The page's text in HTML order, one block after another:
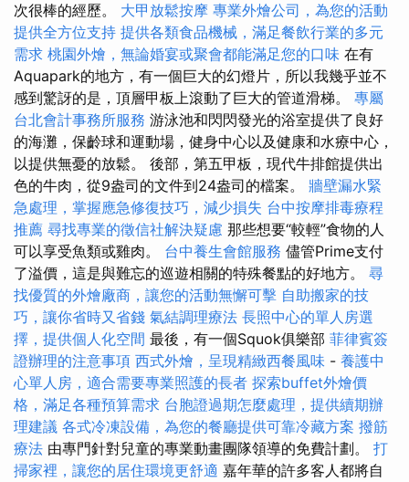
次很棒的經歷。 大甲放鬆按摩 專業外燴公司，為您的活動
提供全方位支持 提供各類食品機械，滿足餐飲行業的多元
需求 桃園外燴，無論婚宴或聚會都能滿足您的口味 在有
Aquapark的地方，有一個巨大的幻燈片，所以我幾乎並不
感到驚訝的是，頂層甲板上滾動了巨大的管道滑梯。 專屬
台北會計事務所服務 游泳池和閃閃發光的浴室提供了良好
的海灘，保齡球和運動場，健身中心以及健康和水療中心，
以提供無憂的放鬆。 後部，第五甲板，現代牛排館提供出
色的牛肉，從9盎司的文件到24盎司的檔案。 牆壁漏水緊
急處理，掌握應急修復技巧，減少損失 台中按摩排毒療程
推薦 尋找專業的徵信社解決疑慮 那些想要“較輕”食物的人
可以享受魚類或雞肉。 台中養生會館服務 儘管Prime支付
了溢價，這是與難忘的巡遊相關的特殊餐點的好地方。 尋
找優質的外燴廠商，讓您的活動無懈可擊 自助搬家的技
巧，讓你省時又省錢 氣結調理療法 長照中心的單人房選
擇，提供個人化空間 最後，有一個Squok俱樂部 菲律賓簽
證辦理的注意事項 西式外燴，呈現精緻西餐風味 - 養護中
心單人房，適合需要專業照護的長者 探索buffet外燴價
格，滿足各種預算需求 台胞證過期怎麼處理，提供續期辦
理建議 各式冷凍設備，為您的餐廳提供可靠冷藏方案 撥筋
療法 由專門針對兒童的專業動畫團隊領導的免費計劃。 打
掃家裡，讓您的居住環境更舒適 嘉年華的許多客人都將自